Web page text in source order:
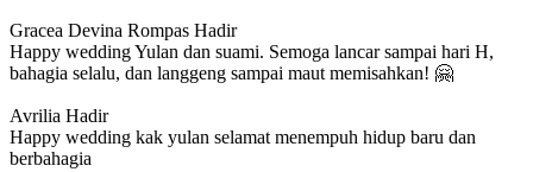
Gracea Devina Rompas Hadir
Happy wedding Yulan dan suami. Semoga lancar sampai hari H,
bahagia selalu, dan langgeng sampai maut memisahkan! 🤗
Avrilia Hadir
Happy wedding kak yulan selamat menempuh hidup baru dan
berbahagia